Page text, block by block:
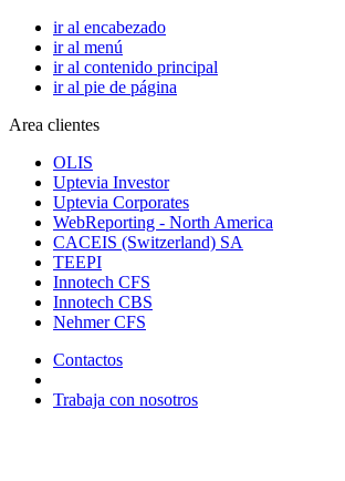
ir al encabezado
ir al menú
ir al contenido principal
ir al pie de página
Area clientes
OLIS
Uptevia Investor
Uptevia Corporates
WebReporting - North America
CACEIS (Switzerland) SA
TEEPI
Innotech CFS
Innotech CBS
Nehmer CFS
Contactos
Trabaja con nosotros